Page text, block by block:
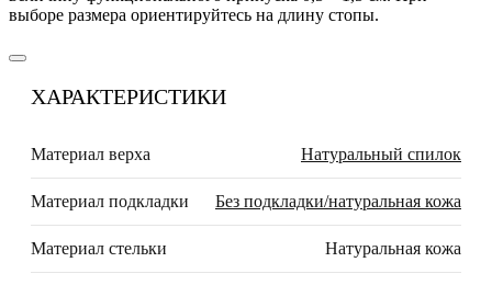
выборе размера ориентируйтесь на длину стопы.
ХАРАКТЕРИСТИКИ
Материал верха Натуральный спилок
Материал подкладки Без подкладки/натуральная кожа
Материал стельки Натуральная кожа